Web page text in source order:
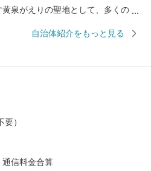
泉がえりの聖地として、多くの
な巨岩の「獅子岩」 日本最古の神
の大迫力の花火や 世界遺産に轟く
自治体紹介をもっと見る
）
通信料金合算